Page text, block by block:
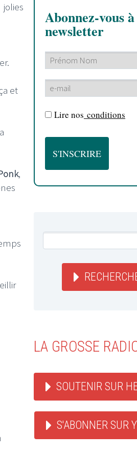
et
,
Abonnez-vous
newsletter
Lire nos conditions
LA GROSSE
SOUTENIR SUR
S'ABONNER SUR